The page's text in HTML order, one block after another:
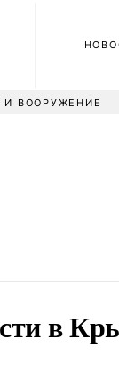
И ВООРУЖЕНИЕ
в